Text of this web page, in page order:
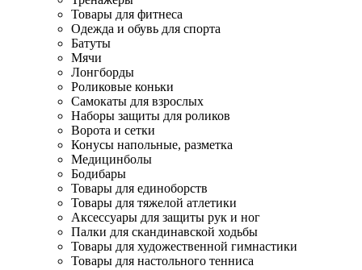
Товары для фитнеса
Одежда и обувь для спорта
Батуты
Мячи
Лонгборды
Роликовые коньки
Самокаты для взрослых
Наборы защиты для роликов
Ворота и сетки
Конусы напольные, разметка
Медицинболы
Бодибары
Товары для единоборств
Товары для тяжелой атлетики
Аксессуары для защиты рук и ног
Палки для скандинавской ходьбы
Товары для художественной гимнастики
Товары для настольного тенниса